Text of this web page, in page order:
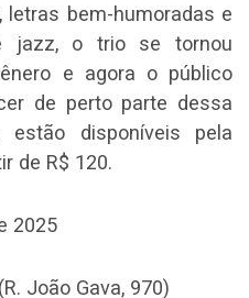
bem-humoradas e
jazz, o trio se tornou
e agora o público
de perto parte dessa
estão disponíveis pela
de R$ 120.
2025
João Gava, 970)